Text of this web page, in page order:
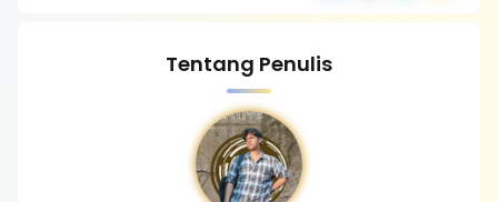
Tentang Penulis